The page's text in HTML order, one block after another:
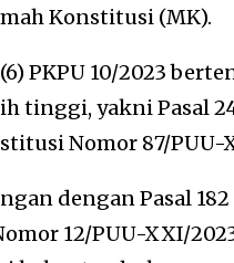
Konstitusi (MK).
PKPU 10/2023
tinggi, yakni Pasal
Nomor 87/PUU-
dengan Pasal
12/PUU-XXI/